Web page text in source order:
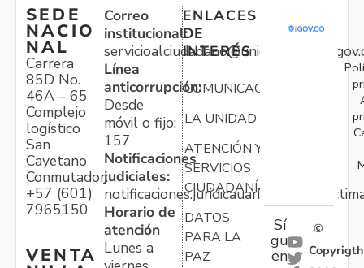
SEDE
NACIO
NAL
Carrera
85D No.
46A – 65
Complejo
logístico
San
Cayetano
Conmutador:
+57 (601)
7965150
VENTA
Correo
institucional:
Línea
anticorrupción:
Desde
móvil o fijo:
157
Notificaciones
judiciales:
Horario de
atención
Lunes a
ENLACES
DE
INTERÉS
COMUNICACIONES
LA UNIDAD
ATENCIÓN Y
SERVICIOS
CIUDADANÍA
DATOS
PARA LA
PAZ
Sí
gu
en
©
Copyrigth